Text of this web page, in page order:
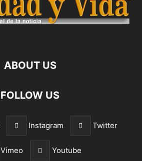
ABOUT US
FOLLOW US
Instagram Twitter
Vimeo Youtube